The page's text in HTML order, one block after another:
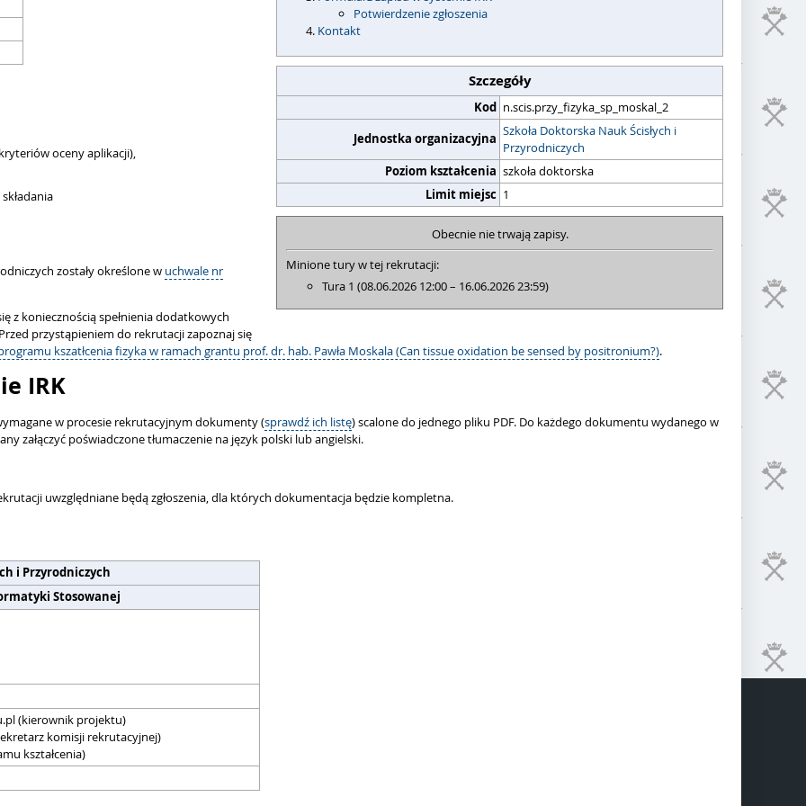
Potwierdzenie zgłoszenia
Kontakt
Szczegóły
Kod n.scis.przy_fizyka_sp_moskal_2
Jednostka organizacyjna Szkoła Doktorska Nauk Ścisłych i
Przyrodniczych
Poziom kształcenia szkoła doktorska
Limit miejsc 1
Obecnie nie trwają zapisy.
Minione tury w tej rekrutacji:
Tura 1 (08.06.2026 12:00 – 16.06.2026 23:59)
oceny aplikacji),
zostały określone w uchwale nr
z koniecznością spełnienia dodatkowych
przystąpieniem do rekrutacji zapoznaj się
kszatłcenia fizyka w ramach grantu prof. dr. hab. Pawła Moskala (Can tissue oxidation be sensed by positronium?).
IRK
w procesie rekrutacyjnym dokumenty (sprawdź ich listę) scalone do jednego pliku PDF. Do każdego dokumentu wydanego w
załączyć poświadczone tłumaczenie na język polski lub angielski.
uwzględniane będą zgłoszenia, dla których dokumentacja będzie kompletna.
i Przyrodniczych
Stosowanej
(kierownik projektu)
komisji rekrutacyjnej)
kształcenia)